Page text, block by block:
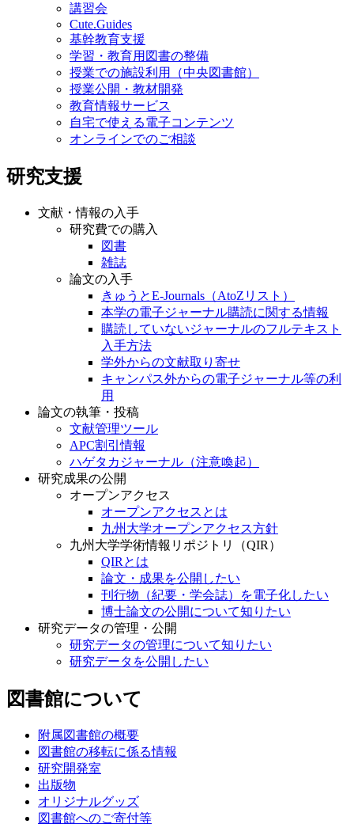
講習会
Cute.Guides
基幹教育支援
学習・教育用図書の整備
授業での施設利用（中央図書館）
授業公開・教材開発
教育情報サービス
自宅で使える電子コンテンツ
オンラインでのご相談
研究支援
文献・情報の入手
研究費での購入
図書
雑誌
論文の入手
きゅうとE-Journals（AtoZリスト）
本学の電子ジャーナル購読に関する情報
購読していないジャーナルのフルテキスト
入手方法
学外からの文献取り寄せ
キャンパス外からの電子ジャーナル等の利
用
論文の執筆・投稿
文献管理ツール
APC割引情報
ハゲタカジャーナル（注意喚起）
研究成果の公開
オープンアクセス
オープンアクセスとは
九州大学オープンアクセス方針
九州大学学術情報リポジトリ（QIR）
QIRとは
論文・成果を公開したい
刊行物（紀要・学会誌）を電子化したい
博士論文の公開について知りたい
研究データの管理・公開
研究データの管理について知りたい
研究データを公開したい
図書館について
附属図書館の概要
図書館の移転に係る情報
研究開発室
出版物
オリジナルグッズ
図書館へのご寄付等